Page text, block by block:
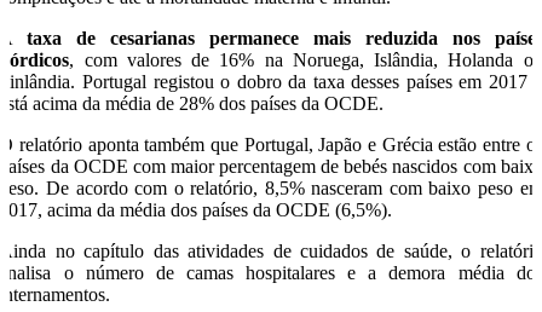
Ataxa de cesarianas permanece mais reduzida nos países
nórdicos, com valores de 16% na Noruega, Islândia, Holanda ou
Finlândia. Portugal registou o dobro da taxa desses países em 2017 e
está acima da média de 28% dos países da OCDE.
O relatório aponta também que Portugal, Japão e Grécia estão entre os
países da OCDE com maior percentagem de bebés nascidos com baixo
peso. De acordo com o relatório, 8,5% nasceram com baixo peso em
2017, acima da média dos países da OCDE (6,5%).
Ainda no capítulo das atividades de cuidados de saúde, o relatório
analisa o número de camas hospitalares e a demora média dos
internamentos.